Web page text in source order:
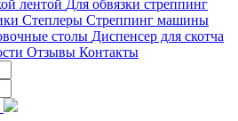
лентой Для обвязки стреппинг
Степлеры Стреппинг машины
столы Диспенсер для скотча
Отзывы Контакты